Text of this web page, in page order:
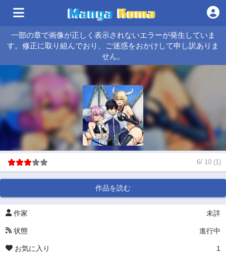
一部の章で画像が正しく表示されないエラーが発生していま
す。修正に取り組んでおり、ご迷惑をおかけして申し訳ありま
せん。
6/ 10 (1)
作品を読む
作家 未詳
状態 進行中
お気に入り 1